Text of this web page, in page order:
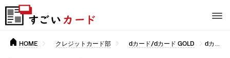
HOME クレジットカード部 dカード/dカード GOLD dカード/dカード GOLDの申込方法を徹底解説